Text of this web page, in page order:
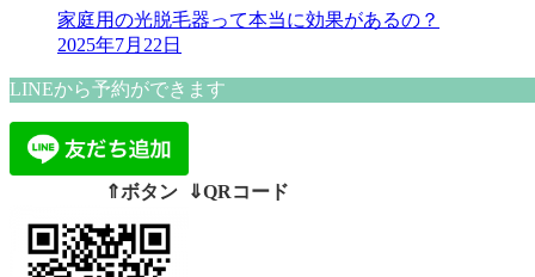
家庭用の光脱毛器って本当に効果があるの？
2025年7月22日
LINEから予約ができます
⇑ボタン ⇓QRコード